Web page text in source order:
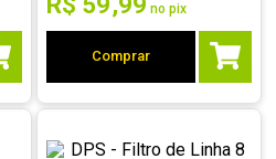
no pix
Comprar